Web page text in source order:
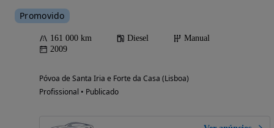
Promovido
161 000 km Diesel
Manual
2009
Póvoa de Santa Iria e Forte da Casa (Lisboa)
Profissional • Publicado